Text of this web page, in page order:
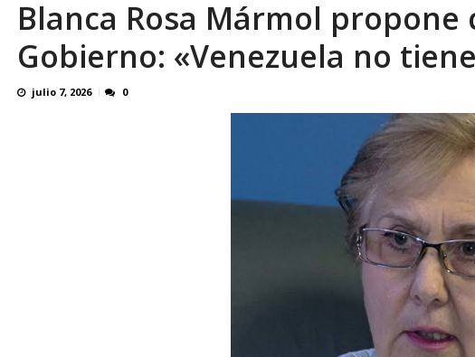
En 8 meses «876 horas de apagones» El
Blanca Rosa Mármol propone
Gobierno: «Venezuela no
julio 7, 2026 0